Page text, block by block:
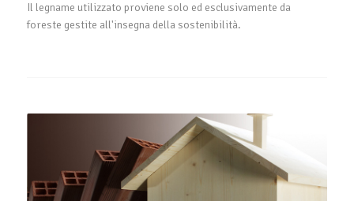
Il legname utilizzato proviene solo ed esclusivamente da
foreste gestite all'insegna della sostenibilità.